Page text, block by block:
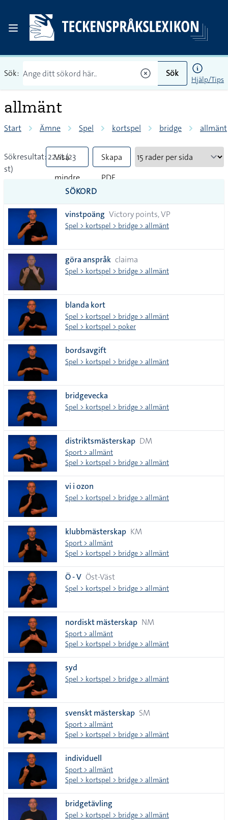
Sök: Sök
Hjälp/Tips
allmänt
Start Ämne Spel kortspel bridge allmänt
Sökresultat: 22 st (23
st)
Visa
mindre
tecken
Skapa
PDF
SÖKORD
vinstpoäng Victory points, VP
Spel > kortspel > bridge > allmänt
göra anspråk claima
Spel > kortspel > bridge > allmänt
blanda kort
Spel > kortspel > bridge > allmänt
Spel > kortspel > poker
bordsavgift
Spel > kortspel > bridge > allmänt
bridgevecka
Spel > kortspel > bridge > allmänt
distriktsmästerskap DM
Sport > allmänt
Spel > kortspel > bridge > allmänt
vi i ozon
Spel > kortspel > bridge > allmänt
klubbmästerskap KM
Sport > allmänt
Spel > kortspel > bridge > allmänt
Ö - V Öst-Väst
Spel > kortspel > bridge > allmänt
nordiskt mästerskap NM
Sport > allmänt
Spel > kortspel > bridge > allmänt
syd
Spel > kortspel > bridge > allmänt
svenskt mästerskap SM
Sport > allmänt
Spel > kortspel > bridge > allmänt
individuell
Sport > allmänt
Spel > kortspel > bridge > allmänt
bridgetävling
Spel > kortspel > bridge > allmänt